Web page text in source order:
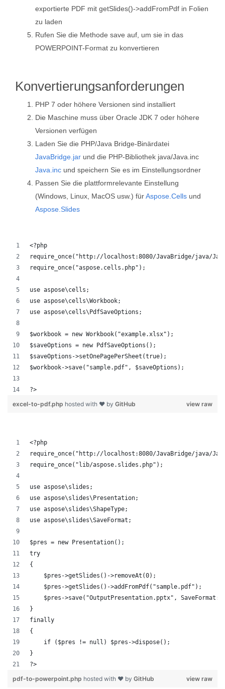
exportierte PDF mit getSlides()->addFromPdf in Folien
zu laden
Rufen Sie die Methode save auf, um sie in das
POWERPOINT-Format zu konvertieren
Konvertierungsanforderungen
PHP 7 oder höhere Versionen sind installiert
Die Maschine muss über Oracle JDK 7 oder höhere
Versionen verfügen
Laden Sie die PHP/Java Bridge-Binärdatei
JavaBridge.jar und die PHP-Bibliothek java/Java.inc
Java.inc und speichern Sie es im Einstellungsordner
Passen Sie die plattformrelevante Einstellung
(Windows, Linux, MacOS usw.) fürAspose.Cells und
Aspose.Slides
<?php
require_once("http://localhost:8080/JavaBridge/java/
require_once("aspose.cells.php");
use aspose\cells;
use aspose\cells\Workbook;
use aspose\cells\PdfSaveOptions;
$workbook = new Workbook("example.xlsx");
$saveOptions = new PdfSaveOptions();
$saveOptions->setOnePagePerSheet(true);
$workbook->save("sample.pdf", $saveOptions);
?>
view raw
excel-to-pdf.php hosted with ❤ by GitHub
<?php
require_once("http://localhost:8080/JavaBridge/java/
require_once("lib/aspose.slides.php");
use aspose\slides;
use aspose\slides\Presentation;
use aspose\slides\ShapeType;
use aspose\slides\SaveFormat;
$pres = new Presentation();
try
{
    $pres->getSlides()->removeAt(0);
    $pres->getSlides()->addFromPdf("sample.pdf");
$pres->save("OutputPresentation.pptx",
}
finally
{
    if ($pres != null) $pres->dispose();
}
?>
view raw
pdf-to-powerpoint.php hosted with ❤ by GitHub